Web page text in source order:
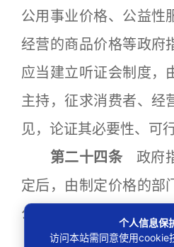
公用事业价格、公益性
经营的商品价格等政府
应当建立听证会制度，
主持，征求消费者、经
见，论证其必要性、可行
第二十四条 政府
定后，由制定价格的部
公布。
第二十五条政府指
个人信息保
访问本站需同意使用cookie